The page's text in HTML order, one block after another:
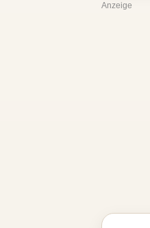
Anzeige